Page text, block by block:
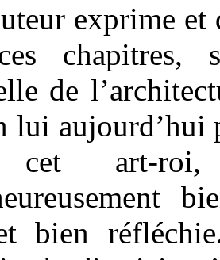
exprime
chapitres,
de
lui aujourd’hui
art-roi,
bien